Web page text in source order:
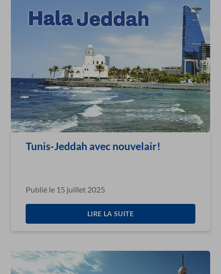
Tunis-Jeddah avec nouvelair!
Publié le 15 juillet 2025
LIRE LA SUITE